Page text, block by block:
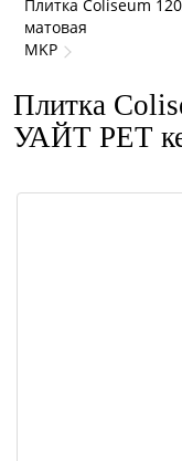
Плитка Coliseum
матовая
MKP
Плитка
УАЙТ РЕТ